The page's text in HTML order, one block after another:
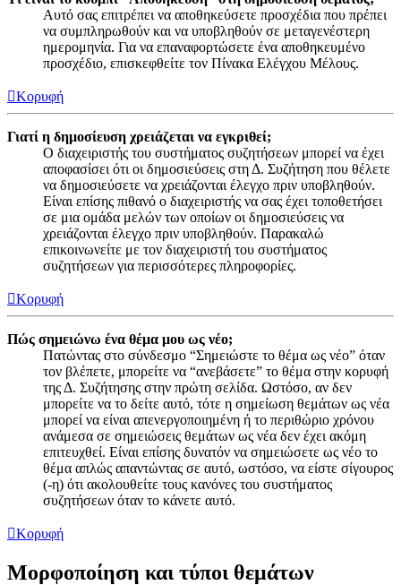
Αυτό σας επιτρέπει να αποθηκεύσετε προσχέδια που πρέπει
να συμπληρωθούν και να υποβληθούν σε μεταγενέστερη
ημερομηνία. Για να επαναφορτώσετε ένα αποθηκευμένο
προσχέδιο, επισκεφθείτε τον Πίνακα Ελέγχου Μέλους.
Κορυφή
Γιατί η δημοσίευση χρειάζεται να εγκριθεί;
Ο διαχειριστής του συστήματος συζητήσεων μπορεί να έχει
αποφασίσει ότι οι δημοσιεύσεις στη Δ. Συζήτηση που θέλετε
να δημοσιεύσετε να χρειάζονται έλεγχο πριν υποβληθούν.
Είναι επίσης πιθανό ο διαχειριστής να σας έχει τοποθετήσει
σε μια ομάδα μελών των οποίων οι δημοσιεύσεις να
χρειάζονται έλεγχο πριν υποβληθούν. Παρακαλώ
επικοινωνείτε με τον διαχειριστή του συστήματος
συζητήσεων για περισσότερες πληροφορίες.
Κορυφή
Πώς σημειώνω ένα θέμα μου ως νέο;
Πατώντας στο σύνδεσμο “Σημειώστε το θέμα ως νέο” όταν
τον βλέπετε, μπορείτε να “ανεβάσετε” το θέμα στην κορυφή
της Δ. Συζήτησης στην πρώτη σελίδα. Ωστόσο, αν δεν
μπορείτε να το δείτε αυτό, τότε η σημείωση θεμάτων ως νέα
μπορεί να είναι απενεργοποιημένη ή το περιθώριο χρόνου
ανάμεσα σε σημειώσεις θεμάτων ως νέα δεν έχει ακόμη
επιτευχθεί. Είναι επίσης δυνατόν να σημειώσετε ως νέο το
θέμα απλώς απαντώντας σε αυτό, ωστόσο, να είστε σίγουρος
(-η) ότι ακολουθείτε τους κανόνες του συστήματος
συζητήσεων όταν το κάνετε αυτό.
Κορυφή
Μορφοποίηση και τύποι θεμάτων